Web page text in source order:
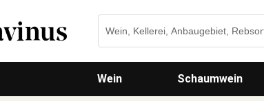
Wein Schaumwein